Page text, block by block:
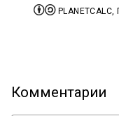

Комментарии